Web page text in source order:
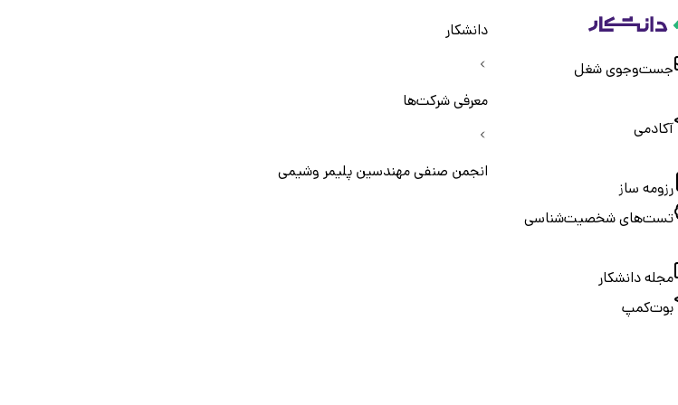
جست‌و‌جوی شغل
آکادمی
رزومه ساز
تست‌های شخصیت‌شناسی
مجله دانشکار
بوت‌کمپ
دانشکار
معرفی شرکت‌ها
انجمن صنفی مهندسین پلیمر وشیمی